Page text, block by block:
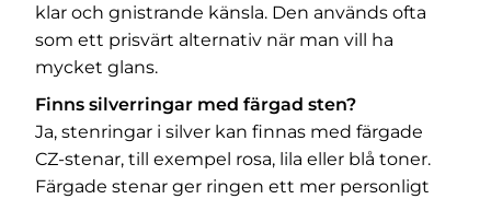
klar och gnistrande känsla. Den används ofta
som ett prisvärt alternativ när man vill ha
mycket glans.
Finns silverringar med färgad sten?
Ja, stenringar i silver kan finnas med färgade
CZ-stenar, till exempel rosa, lila eller blå toner.
Färgade stenar ger ringen ett mer personligt